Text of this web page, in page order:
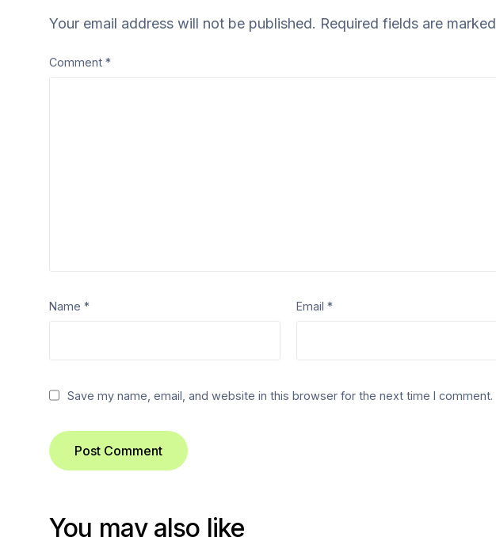
Your email address will not be published. Required fields are marked
Comment *
Name * Email *
Save my name, email, and website in this browser for the next time I comment.
You may also like